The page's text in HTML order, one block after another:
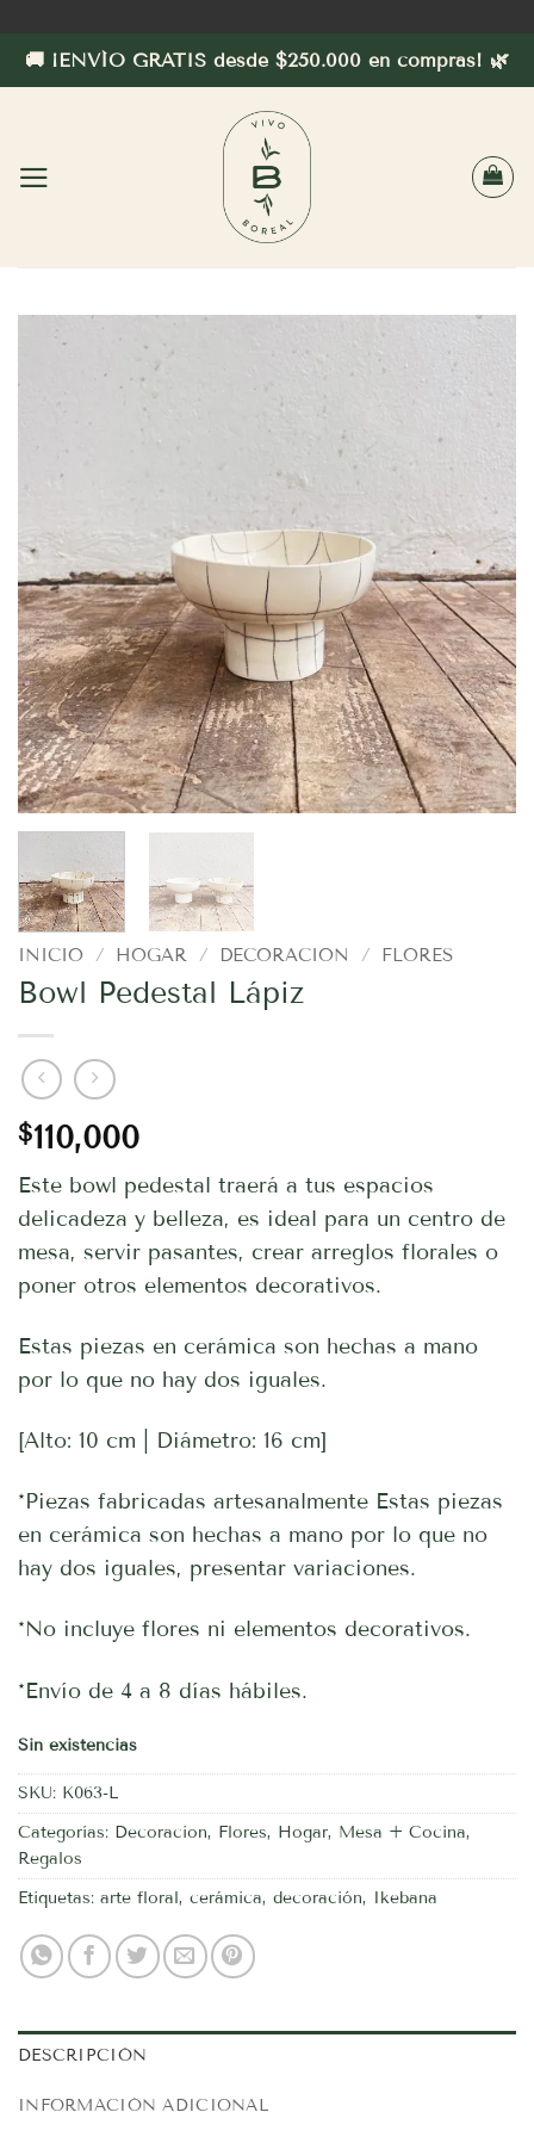
contenido
🚚 ¡ENVÍO GRATIS desde $250.000 en compras! 🌿
INICIO / HOGAR / DECORACION / FLORES
Bowl Pedestal Lápiz
$110,000
Este bowl pedestal traerá a tus espacios
delicadeza y belleza, es ideal para un centro de
mesa, servir pasantes, crear arreglos florales o
poner otros elementos decorativos.
Estas piezas en cerámica son hechas a mano
por lo que no hay dos iguales.
[Alto: 10 cm | Diámetro: 16 cm]
*Piezas fabricadas artesanalmente Estas piezas
en cerámica son hechas a mano por lo que no
hay dos iguales, presentar variaciones.
*No incluye flores ni elementos decorativos.
*Envío de 4 a 8 días hábiles.
Sin existencias
SKU: K063-L
Categorías: Decoracion, Flores, Hogar, Mesa + Cocina,
Regalos
Etiquetas: arte floral, cerámica, decoración, Ikebana
DESCRIPCIÓN
INFORMACIÓN ADICIONAL